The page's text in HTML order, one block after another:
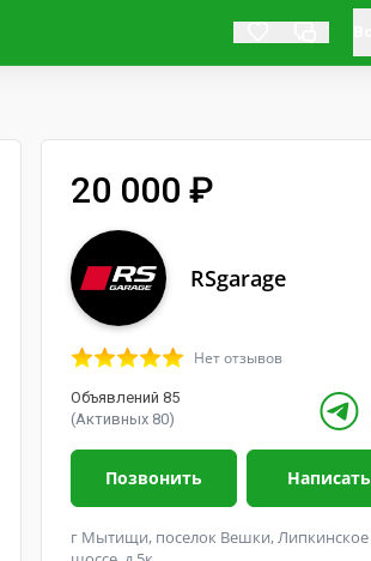
20 000 ₽
RSgarage
Нет отзывов
Объявлений 85
(Активных 80)
Позвонить Написать
г Мытищи, поселок Вешки, Липкинское